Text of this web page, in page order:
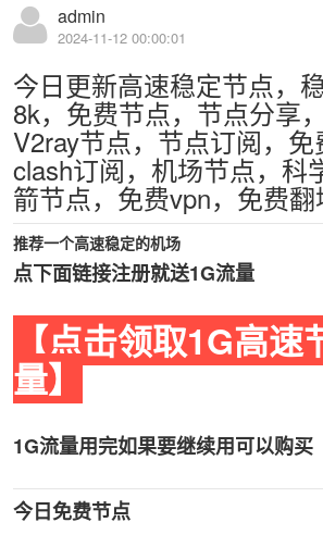
admin
2024-11-12 00:00:01
今日更新高速稳定节点，
8k，免费节点，节点分享
V2ray节点，节点订阅，免
clash订阅，机场节点，科
箭节点，免费vpn，免费翻
推荐一个高速稳定的机场
点下面链接注册就送1G流量
【点击领取1G高速
量】
1G流量用完如果要继续用可以购买
今日免费节点